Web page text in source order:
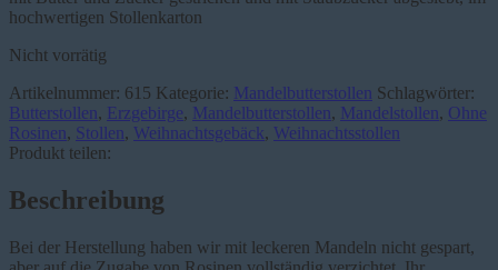
hochwertigen Stollenkarton
Nicht vorrätig
Artikelnummer: 615 Kategorie: Mandelbutterstollen Schlagwörter:
Butterstollen, Erzgebirge, Mandelbutterstollen, Mandelstollen, Ohne
Rosinen, Stollen, Weihnachtsgebäck, Weihnachtsstollen
Produkt teilen:
Beschreibung
Bei der Herstellung haben wir mit leckeren Mandeln nicht gespart,